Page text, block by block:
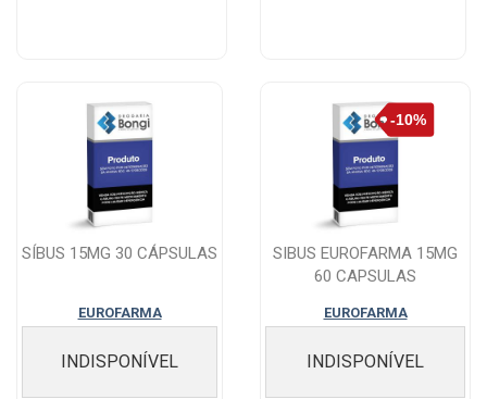
SÍBUS 15MG 30 CÁPSULAS
EUROFARMA
INDISPONÍVEL
SIBUS EUROFARMA 15MG
60 CAPSULAS
EUROFARMA
INDISPONÍVEL